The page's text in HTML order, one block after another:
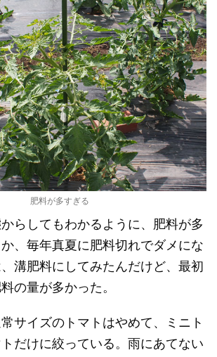
肥料が多すぎる
らしてもわかるように、肥料が多
、毎年真夏に肥料切れでダメにな
溝肥料にしてみたんだけど、最初
の量が多かった。
サイズのトマトはやめて、ミニト
だけに絞っている。雨にあてない